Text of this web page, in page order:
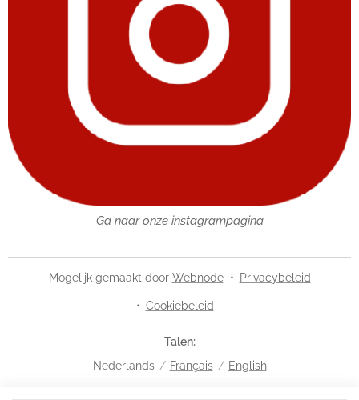
Ga naar onze instagrampagina
Mogelijk gemaakt door Webnode Privacybeleid
Cookiebeleid
Talen
Nederlands
Français English